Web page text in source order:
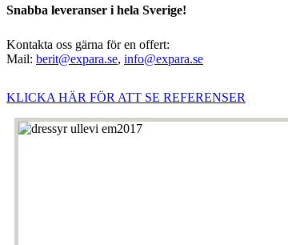
Snabba leveranser i hela Sverige!
Kontakta oss gärna för en offert:
Mail: berit@expara.se, info@expara.se
KLICKA HÄR FÖR ATT SE REFERENSER